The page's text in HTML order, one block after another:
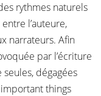
rythmes naturels
l’auteure,
narrateurs. Afin
par l’écriture
dégagées
important things